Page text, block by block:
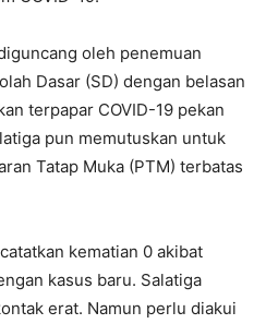
oleh penemuan
Dasar (SD) dengan belasan
terpapar COVID-19 pekan
pun memutuskan untuk
Tatap Muka (PTM) terbatas
kematian 0 akibat
kasus baru. Salatiga
erat. Namun perlu diakui